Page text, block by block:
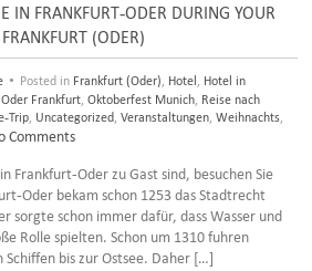
IN FRANKFURT-ODER DURING YOUR
(ODER)
• Posted in Frankfurt (Oder) Hotel
Hotel in
Frankfurt ,Oktoberfest Munich Reise nach
Trip Uncategorized ,Veranstaltungen ,Weihnachts
Comments
Frankfurt-Oder zu Gast sind, besuchen Sie
Oder bekam schon 1253 das Stadtrecht
sorgte schon immer dafür, dass Wasser und
Rolle spielten. Schon um 1310 fuhren
bis zur Ostsee. Daher […]